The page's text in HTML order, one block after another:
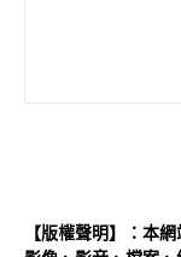
【版權聲明】：本